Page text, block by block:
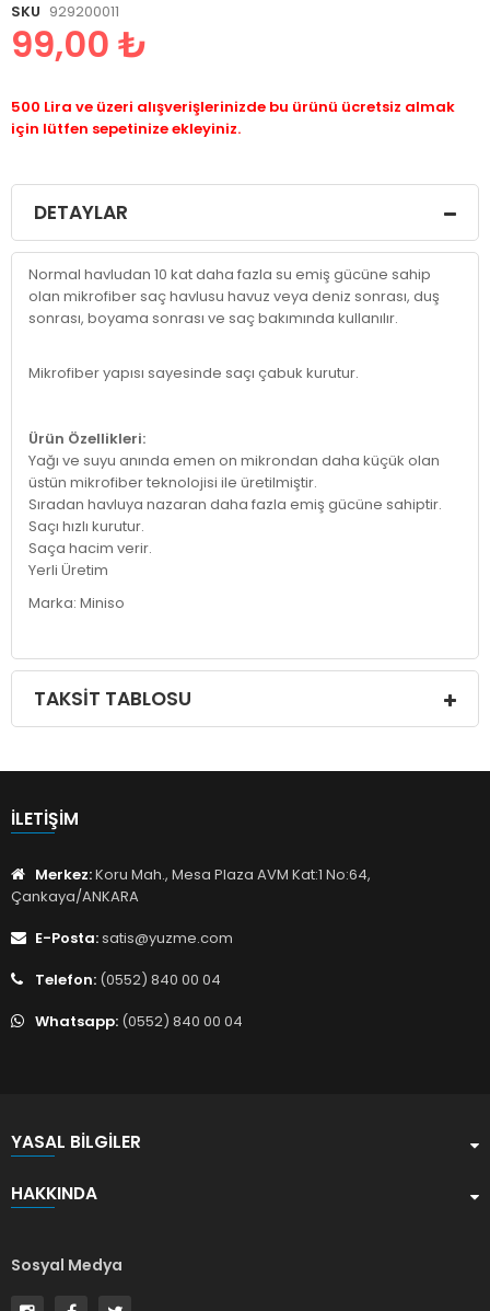
SKU 929200011
99,00 ₺
500 Lira ve üzeri alışverişlerinizde bu ürünü ücretsiz almak
için lütfen sepetinize ekleyiniz.
DETAYLAR
Normal havludan 10 kat daha fazla su emiş gücüne sahip
olan mikrofiber saç havlusu havuz veya deniz sonrası, duş
sonrası, boyama sonrası ve saç bakımında kullanılır.
Mikrofiber yapısı sayesinde saçı çabuk kurutur.
Ürün Özellikleri:
Yağı ve suyu anında emen on mikrondan daha küçük olan
üstün mikrofiber teknolojisi ile üretilmiştir.
Sıradan havluya nazaran daha fazla emiş gücüne sahiptir.
Saçı hızlı kurutur.
Saça hacim verir.
Yerli Üretim
Marka: Miniso
TAKSIT TABLOSU
İLETIŞIM
Merkez:Koru Mah., Mesa Plaza AVM Kat:1 No:64,
Çankaya/ANKARA
E-Posta:satis@yuzme.com
Telefon: (0552) 840 00 04
Whatsapp: (0552) 840 00 04
YASAL BILGILER
HAKKINDA
Sosyal Medya